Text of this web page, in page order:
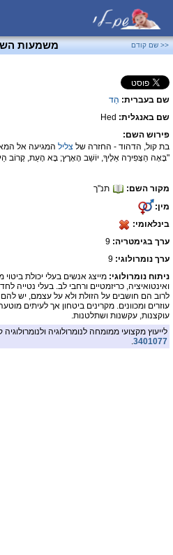
<< שם קודם משמעות
שם בעברית: הֵד
שם באנגלית: Hed
פירוש השם:
בת קול, הדהוד - החזרה של צליל המגיעה אל
"בָּאָה הַצְּפִירָה אֵלֶיךָ, יוֹשֵׁב הָאָרֶץ; בָּא הָעֵת, קָרוֹב
מקור השם:
תנ"ך
מין:
בינלאומי:
ערך בגימטריה:
ערך נומרולוגי: 9
ניתוח נומרולוגי: מייצג אנשים בעלי יכולת
ואינטואיציה, כריזמטיים ורחבי לב. בעלי נטייה
לרוב הם חושבים על הזולת ולא על עצמם, יש
עוזרים ומכוונים. מקרינים ביטחון אך לעיתים
עוקצנות, עקשנות ושתלטנות.
לייעוץ מקצועי ממומחה לנומרולוגיה ולנומרולוגיה
3401077
.